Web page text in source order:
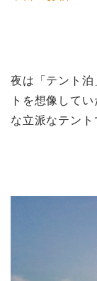
夜は「テント
トを想像して
な立派なテント